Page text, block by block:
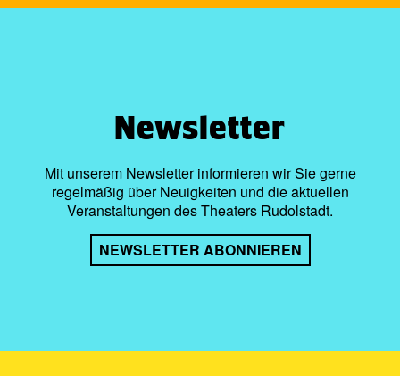
Newsletter
Mit unserem Newsletter informieren wir Sie gerne
regelmäßig über Neuigkeiten und die aktuellen
Veranstaltungen des Theaters Rudolstadt.
NEWSLETTER ABONNIEREN